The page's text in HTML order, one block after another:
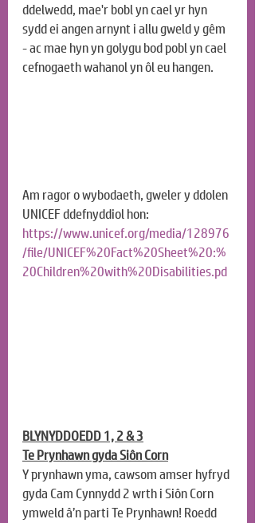
ddelwedd, mae'r bobl yn cael yr hyn
sydd ei angen arnynt i allu gweld y gêm
- ac mae hyn yn golygu bod pobl yn cael
cefnogaeth wahanol yn ôl eu hangen.
Am ragor o wybodaeth, gweler y ddolen
UNICEF ddefnyddiol hon:
https://www.unicef.org/media/128976
/file/UNICEF%20Fact%20Sheet%20:%
20Children%20with%20Disabilities.pd
BLYNYDDOEDD 1, 2 & 3
Te Prynhawn gyda Siôn Corn
Y prynhawn yma, cawsom amser hyfryd
gyda Cam Cynnydd 2 wrth i Siôn Corn
ymweld â’n parti Te Prynhawn! Roedd